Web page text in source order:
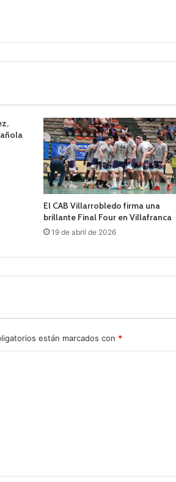
El CAB Villarrobledo firma una
brillante Final Four en Villafranca
19 de abril de 2026
están marcados con *